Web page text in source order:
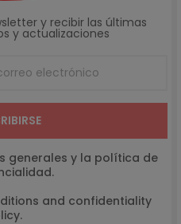
y recibir las últimas
y actualizaciones
generales y la política de
and confidentiality